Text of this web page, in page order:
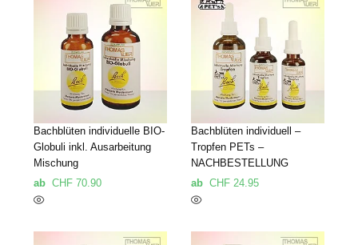
Bachblüten individuelle BIO-
Globuli inkl. Ausarbeitung
Mischung
ab CHF 70.90
Bachblüten individuell –
Tropfen PETs –
NACHBESTELLUNG
ab CHF 24.95